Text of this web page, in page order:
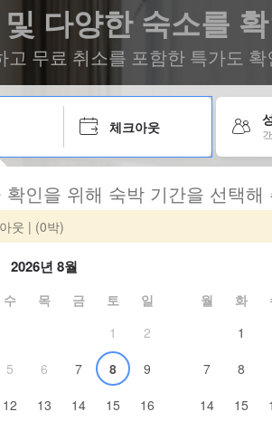
다양한 숙소를
무료 취소를 포함한 특가도
체크아웃
확인을 위해 숙박 기간을 선택
웃 | (0박)
2026년 8월
수 목 금 토
일
1
2
5 6 7 8
9
12 13 14 15
16
월 화
1
7
8
14
15